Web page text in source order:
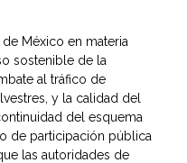
México en materia
sostenible de la
al tráfico de
y la calidad del
del esquema
de participación pública
las autoridades de